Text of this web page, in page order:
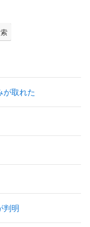
が取れた
判明